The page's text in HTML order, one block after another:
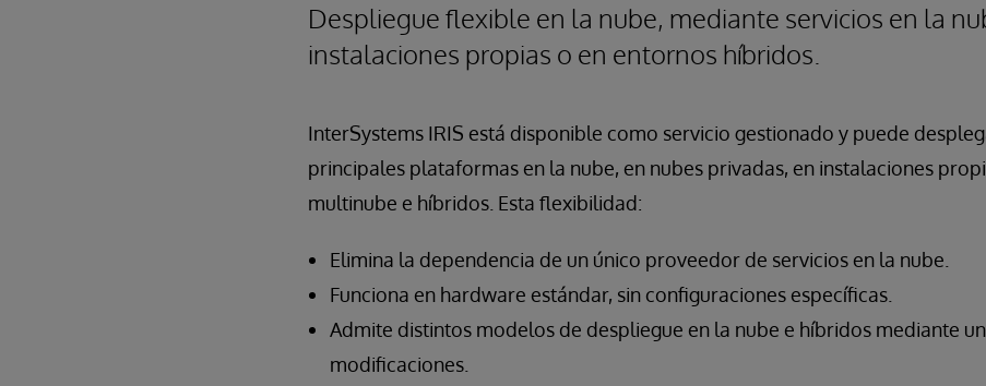
Despliegue flexible en la nube, mediante servicios en la
instalaciones propias o en entornos híbridos.
InterSystems IRIS está disponible como servicio gestionado y puede
principales plataformas en la nube, en nubes privadas, en instalaciones
multinube e híbridos. Esta flexibilidad:
Elimina la dependencia de un único proveedor de servicios en la nube.
Funciona en hardware estándar, sin configuraciones específicas.
Admite distintos modelos de despliegue en la nube e híbridos mediante
modificaciones.